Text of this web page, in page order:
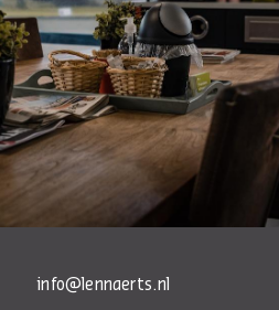
info@lennaerts.nl